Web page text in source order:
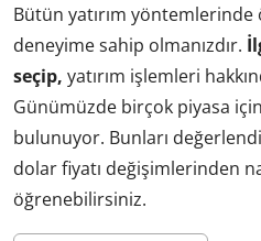
Bütün yatırım
deneyime sahip olmanızdır.
seçip, yatırım işlemleri
Günümüzde birçok piyasa
bulunuyor. Bunları
dolar fiyatı değişimlerinden
öğrenebilirsiniz.